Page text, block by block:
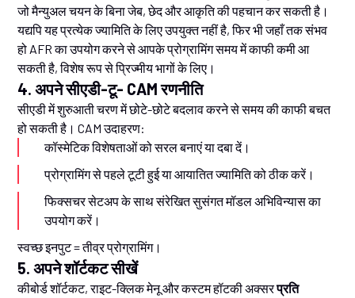
जो मैन्युअल चयन के बिना जेब, छेद और आकृति की पहचान कर सकती है।
यद्यपि यह प्रत्येक ज्यामिति के लिए उपयुक्त नहीं है, फिर भी जहाँ तक संभव
हो AFR का उपयोग करने से आपके प्रोग्रामिंग समय में काफी कमी आ
सकती है, विशेष रूप से प्रिज्मीय भागों के लिए।
4. अपने सीएडी-टू- CAM रणनीति
सीएडी में शुरुआती चरण में छोटे-छोटे बदलाव करने से समय की काफी बचत
हो सकती है। CAM उदाहरण:
कॉस्मेटिक विशेषताओं को सरल बनाएं या दबा दें।
प्रोग्रामिंग से पहले टूटी हुई या आयातित ज्यामिति को ठीक करें।
फिक्सचर सेटअप के साथ संरेखित सुसंगत मॉडल अभिविन्यास का
उपयोग करें।
स्वच्छ इनपुट = तीव्र प्रोग्रामिंग।
5. अपने शॉर्टकट सीखें
कीबोर्ड शॉर्टकट, राइट-क्लिक मेनू और कस्टम हॉटकी अक्सरप्रति